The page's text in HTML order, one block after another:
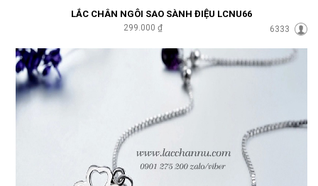
LẮC CHÂN NGÔI SAO SÀNH ĐIỆU LCNU66
299.000 ₫ 6333